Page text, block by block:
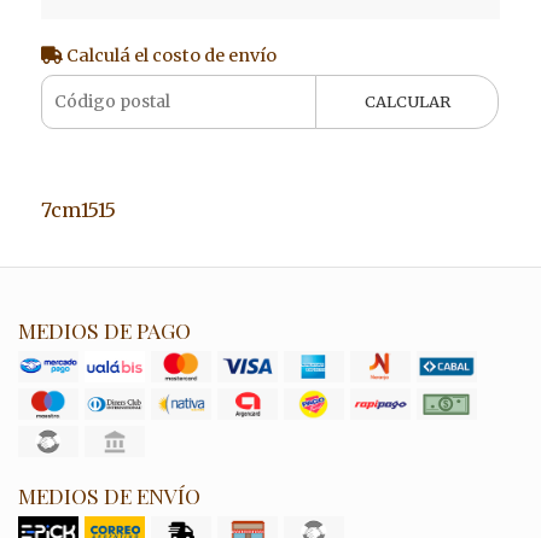
Calculá el costo de envío
CALCULAR
7cm1515
MEDIOS DE PAGO
MEDIOS DE ENVÍO